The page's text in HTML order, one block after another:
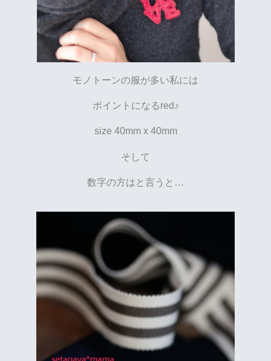
モノトーンの服が多い私には
ポイントになるred♪
size 40mm x 40mm
そして
数字の方はと言うと…